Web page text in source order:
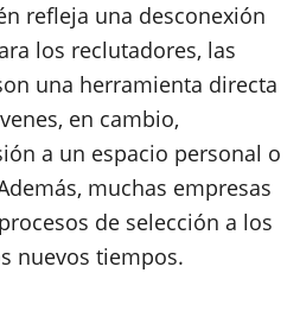
refleja una desconexión
los reclutadores, las
una herramienta directa
en cambio,
a un espacio personal o
muchas empresas
de selección a los
nuevos tiempos.